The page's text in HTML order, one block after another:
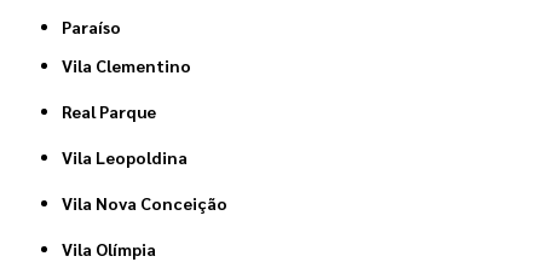
Paraíso
Vila Clementino
Real Parque
Vila Leopoldina
Vila Nova Conceição
Vila Olímpia